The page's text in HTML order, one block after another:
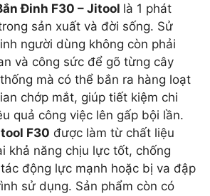
Đinh F30 – Jitool là 1 phát
sản xuất và đời sống. Sử
người dùng không còn phải
và công sức để gõ từng cây
mà có thể bắn ra hàng loạt
chớp mắt, giúp tiết kiệm chi
quả công việc lên gấp bội lần.
F30 được làm từ chất liệu
khả năng chịu lực tốt, chống
động lực mạnh hoặc bị va đập
sử dụng. Sản phẩm còn có